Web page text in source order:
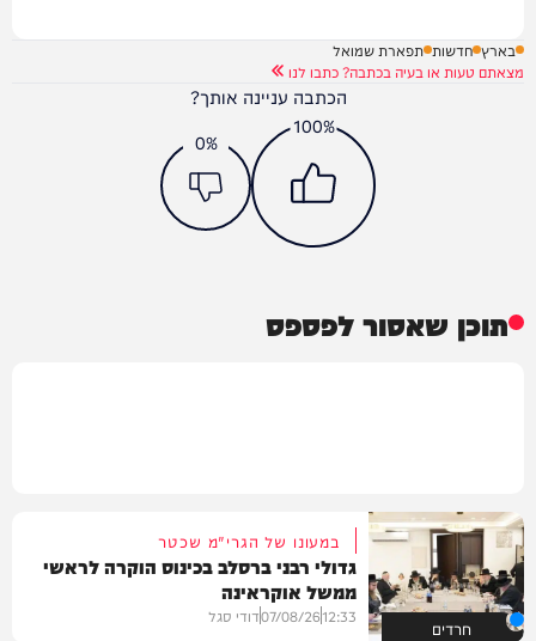
בארץ חדשות תפארת שמואל
מצאתם טעות או בעיה בכתבה? כתבו לנו
הכתבה עניינה אותך?
100%
0%
תוכן שאסור לפספס
חרדים
במעונו של הגרי"מ שכטר
גדולי רבני ברסלב בכינוס הוקרה לראשי
ממשל אוקראינה
12:33
07/08/26דודי סגל